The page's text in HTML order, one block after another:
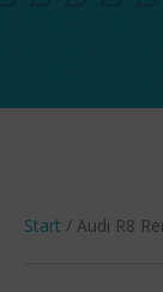
Start / Audi R8